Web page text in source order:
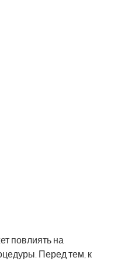
Перед тем, к